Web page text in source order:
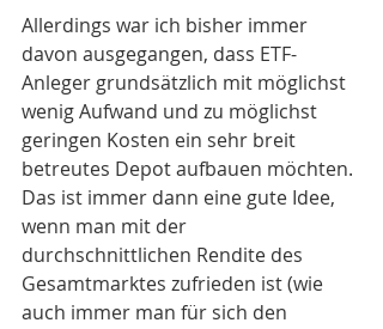
Allerdings war ich bisher immer
davon ausgegangen, dass ETF-
Anleger grundsätzlich mit möglichst
wenig Aufwand und zu möglichst
geringen Kosten ein sehr breit
betreutes Depot aufbauen möchten.
Das ist immer dann eine gute Idee,
wenn man mit der
durchschnittlichen Rendite des
Gesamtmarktes zufrieden ist (wie
auch immer man für sich den